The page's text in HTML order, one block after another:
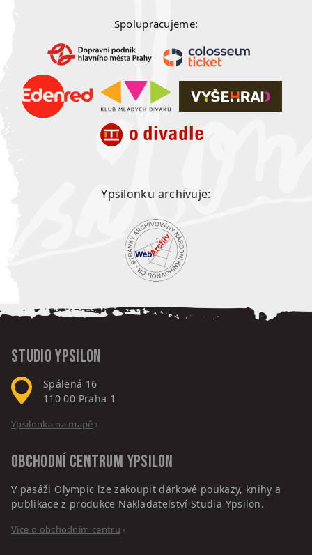
Spolupracujeme:
Ypsilonku archivuje:
Studio Ypsilon
Spálená 16
110 00 Praha 1
Ypsilonka na mapě ›
Obchodní centrum Ypsilon
V pasáži Olympic lze zakoupit dárkové poukazy, knihy a
publikace z produkce Nakladatelství Studia Ypsilon.
Více o obchodním centru ›